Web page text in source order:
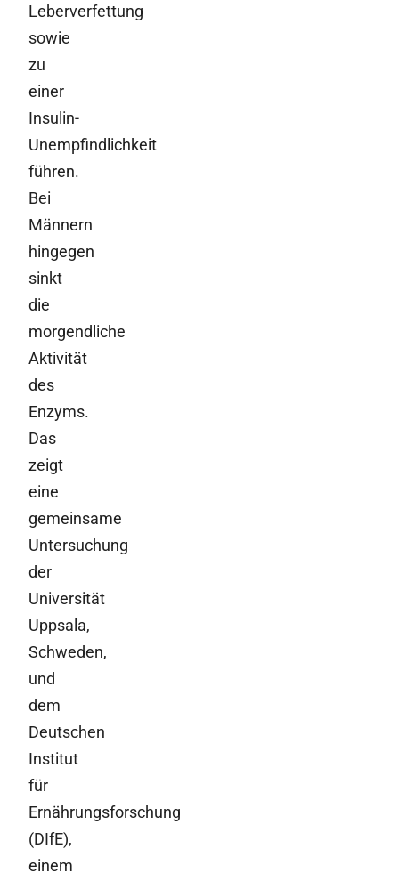
Leberverfettung
sowie
zu
einer
Insulin-
Unempfindlichkeit
führen.
Bei
Männern
hingegen
sinkt
die
morgendliche
Aktivität
des
Enzyms.
Das
zeigt
eine
gemeinsame
Untersuchung
der
Universität
Uppsala,
Schweden,
und
dem
Deutschen
Institut
für
Ernährungsforschung
(DIfE),
einem